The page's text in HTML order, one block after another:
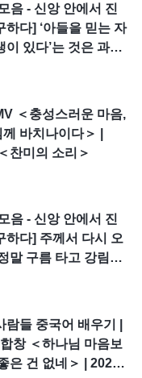
음 - 신앙 안에서 진
하다] ‘아들을 믿는 자
이 있다’는 것은 과연
＜충성스러운 마음,
바치나이다＞ |
찬미의 소리＞
음 - 신앙 안에서 진
하다] 주께서 다시 오
말 구름 타고 강림하
람들 중국어 배우기 |
창 ＜하나님 마음보
은 건 없네＞ | 2026